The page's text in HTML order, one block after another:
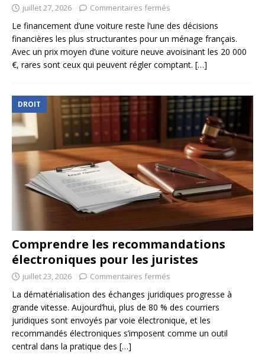
juillet 27, 2026 Commentaires fermés
Le financement d’une voiture reste l’une des décisions
financières les plus structurantes pour un ménage français.
Avec un prix moyen d’une voiture neuve avoisinant les 20 000
€, rares sont ceux qui peuvent régler comptant. […]
DROIT
Comprendre les recommandations
électroniques pour les juristes
juillet 23, 2026 Commentaires fermés
La dématérialisation des échanges juridiques progresse à
grande vitesse. Aujourd’hui, plus de 80 % des courriers
juridiques sont envoyés par voie électronique, et les
recommandés électroniques s’imposent comme un outil
central dans la pratique des […]